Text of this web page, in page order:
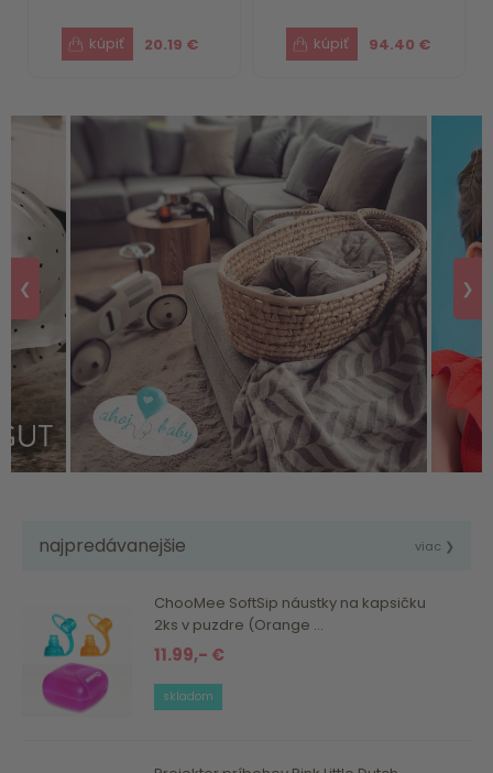
20.19 € 94.40 €
❮ ❯
najpredávanejšie viac ❯
ChooMee SoftSip náustky na kapsičku
2ks v puzdre (Orange ...
11.99,- €
skladom